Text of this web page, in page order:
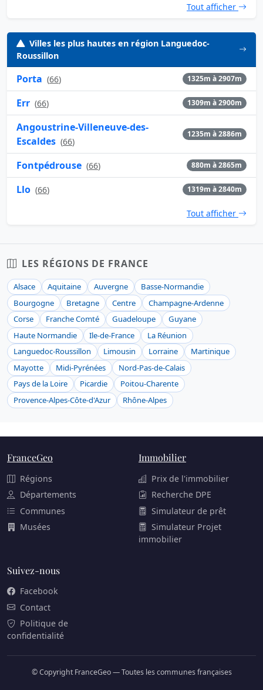
Tout afficher
Villes les plus hautes en région Languedoc-
Roussillon
Porta (66) 1325m à 2907m
Err (66) 1309m à 2900m
Angoustrine-Villeneuve-des-
Escaldes (66)
1235m à 2886m
Fontpédrouse (66) 880m à 2865m
Llo (66) 1319m à 2840m
Tout afficher
LES RÉGIONS DE FRANCE
Alsace Aquitaine Auvergne
Basse-Normandie
Bourgogne
Bretagne Centre
Champagne-Ardenne
Corse
Franche Comté Guadeloupe
Guyane
Haute Normandie
Ile-de-France
La Réunion
Languedoc-Roussillon
Limousin Lorraine
Martinique
Mayotte
Midi-Pyrénées
Nord-Pas-de-Calais
Pays de la Loire
Picardie
Poitou-Charente
Provence-Alpes-Côte-d'Azur
Rhône-Alpes
FranceGeo
Régions
Départements
Communes
Musées
Immobilier
Prix de l'immobilier
Recherche DPE
Simulateur de prêt
Simulateur Projet
immobilier
Suivez-nous
Facebook
Contact
Politique de
confidentialité
© Copyright FranceGeo — Toutes les communes françaises